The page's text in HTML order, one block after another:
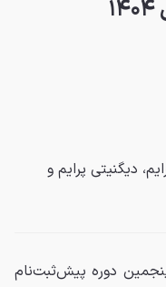
فیدلیتی پرایم، دیگنیتی پرایم و
دوره پیش‌ثبت‌نام